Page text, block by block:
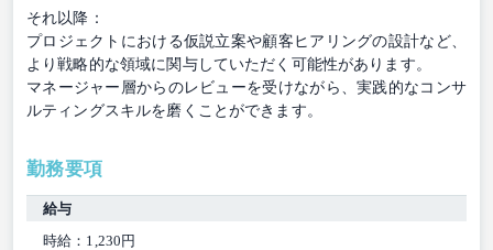
それ以降：
プロジェクトにおける仮説立案や顧客ヒアリングの設計など、
より戦略的な領域に関与していただく可能性があります。
マネージャー層からのレビューを受けながら、実践的なコンサ
ルティングスキルを磨くことができます。
勤務要項
給与
時給：1,230円